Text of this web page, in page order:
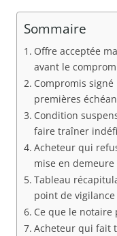
Sommaire
Offre acceptée
avant le
Compromis
premières
Condition
faire traîner
Acheteur qui
mise en
Tableau
point de vigilance
Ce que le notaire
Acheteur qui fait